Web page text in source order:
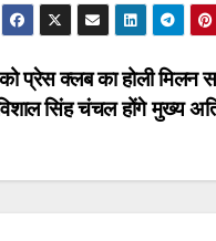
प्रेस क्लब का होली मिलन
सिंह चंचल होंगे मुख्य